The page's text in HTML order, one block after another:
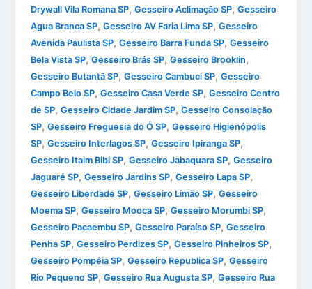
Drywall Vila Romana SP,Gesseiro Aclimação SP,Gesseiro
Agua Branca SP,Gesseiro AV Faria Lima SP,Gesseiro
Avenida Paulista SP,Gesseiro Barra Funda SP,Gesseiro
Bela Vista SP,Gesseiro Brás SP,Gesseiro Brooklin,
Gesseiro Butantã SP,Gesseiro Cambuci SP,Gesseiro
Campo Belo SP,Gesseiro Casa Verde SP,Gesseiro Centro
de SP,Gesseiro Cidade Jardim SP,Gesseiro Consolação
SP,Gesseiro Freguesia do Ó SP,Gesseiro Higienópolis
SP,Gesseiro Interlagos SP,Gesseiro Ipiranga SP,
Gesseiro Itaim Bibi SP,Gesseiro Jabaquara SP,Gesseiro
Jaguaré SP,Gesseiro Jardins SP,Gesseiro Lapa SP,
Gesseiro Liberdade SP,Gesseiro Limão SP,Gesseiro
Moema SP,Gesseiro Mooca SP,Gesseiro Morumbi SP,
Gesseiro Pacaembu SP,Gesseiro Paraíso SP,Gesseiro
Penha SP,Gesseiro Perdizes SP,Gesseiro Pinheiros SP,
Gesseiro Pompéia SP,Gesseiro Republica SP,Gesseiro
Rio Pequeno SP,Gesseiro Rua Augusta SP,Gesseiro Rua